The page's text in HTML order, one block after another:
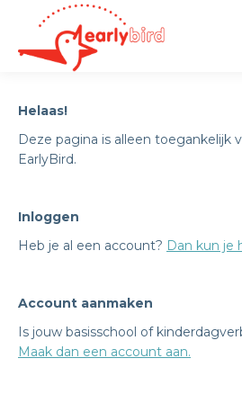
Helaas!
Deze pagina is alleen toegankelijk
EarlyBird.
Inloggen
Heb je al een account? Dan kun je
Account aanmaken
Is jouw basisschool of
Maak dan een account aan.